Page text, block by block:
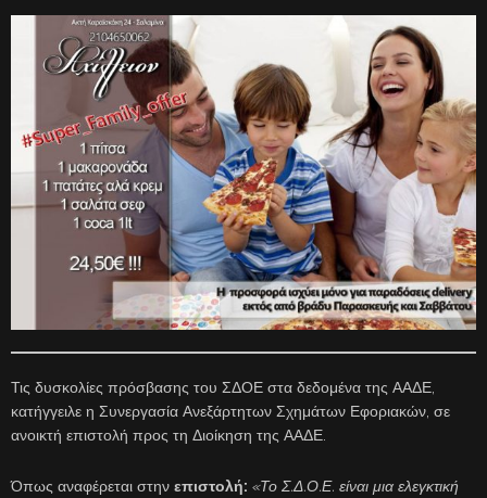
Τις δυσκολίες πρόσβασης του ΣΔΟΕ στα δεδομένα της ΑΑΔΕ,
κατήγγειλε η Συνεργασία Ανεξάρτητων Σχημάτων Εφοριακών, σε
ανοικτή επιστολή προς τη Διοίκηση της ΑΑΔΕ.
Όπως αναφέρεται στην επιστολή: «Το Σ.Δ.Ο.Ε. είναι μια ελεγκτική